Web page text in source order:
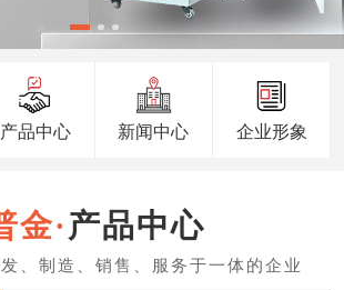
产品中心 新闻中心 企业形象
产品中心